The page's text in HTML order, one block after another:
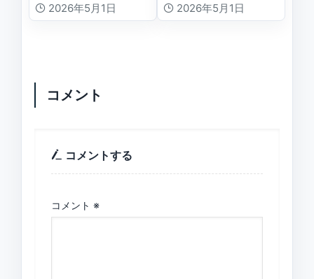
2026年5月1日 2026年5月1日
コメント
コメントする
コメント ※